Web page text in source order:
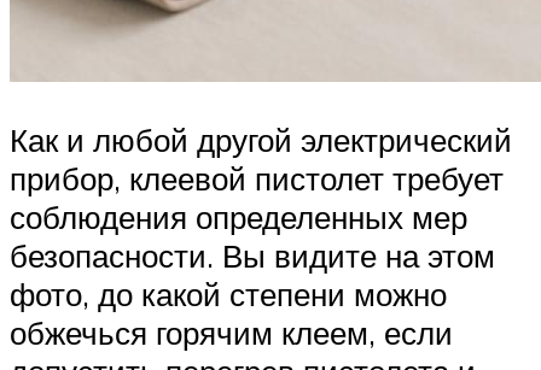
Как и любой другой электрический
прибор, клеевой пистолет требует
соблюдения определенных мер
безопасности. Вы видите на этом
фото, до какой степени можно
обжечься горячим клеем, если